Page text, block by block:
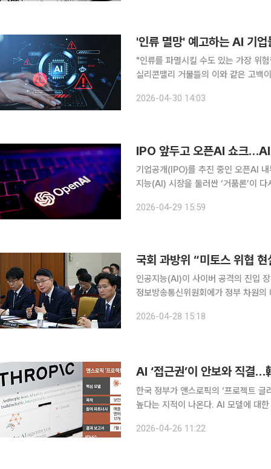
'인류 멸망' 예고하는 AI 기
"인류를 파멸시킬 수도 있는 가장 위험한 물건을 만들었
실리콘밸리 거물들의 이와 같은 고백
사'는 기술적 우위를 과시하고 규제의
2026-04-30 14:03
IPO 앞두고 오픈AI 쇼크
기업공개(IPO)를 추진 중인 오픈AI
지능(AI) 시장을 둘러싼 ‘거품론’이
무책임자(CFO)는 내부 임원에게 “매
2026-04-29 15:59
국회 과방위 “미토스 위협
인공지능(AI)이 사이버 공격의 진입
정보방송통신위원회에가 정부 차원의 대응 전략 재정
한적으로 공개한 클로드 미토스 프리
2026-04-28 15:18
AI ‘접근권’이 안보와 직결…
한국 정부가 앤스로픽의 ‘프로젝트
높다는 지적이 나온다. AI 모델에 대
픽의 ‘클로드 미토스’에 외부 접근이
2026-04-26 11:22